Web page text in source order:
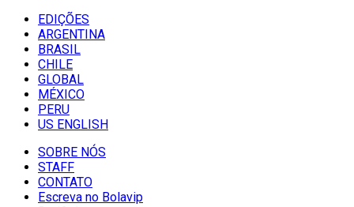
EDIÇÕES
ARGENTINA
BRASIL
CHILE
GLOBAL
MÉXICO
PERU
US ENGLISH
SOBRE NÓS
STAFF
CONTATO
Escreva no Bolavip